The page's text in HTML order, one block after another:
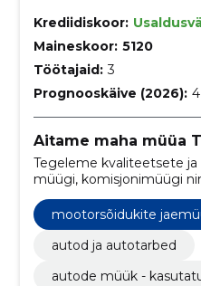
Krediidiskoor:
Maineskoor: 5120
Töötajaid: 3
Prognooskäive (2026):
Aitame maha müüa
Tegeleme kvaliteetsete
müügi, komisjonimüügi
teenustega Euroopast ja
lisaks professionaalset
mitmekülgseid
igasuguseid autoomaniku
mootorsõidukite
autod ja autotarbed
autode müük -